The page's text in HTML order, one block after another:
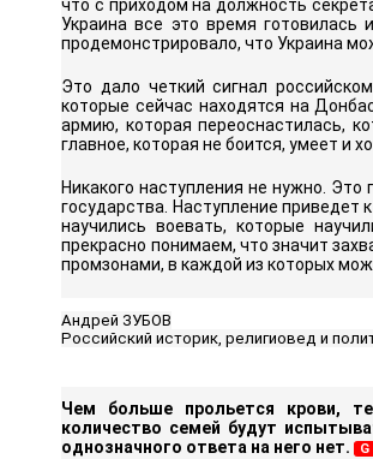
что с приходом на должность
Украина все это время готовилась
продемонстрировало, что Украина
Это дало четкий сигнал
которые сейчас находятся на
армию, которая переоснастилась,
главное, которая не боится, умеет и
Никакого наступления не нужно.
государства. Наступление
научились воевать, которые
прекрасно понимаем, что значит
промзонами, в каждой из которых
Андрей ЗУБОВ
Российский историк, религиовед и
Чем больше прольется крови,
количество семей будут
однозначного ответа на него нет. G